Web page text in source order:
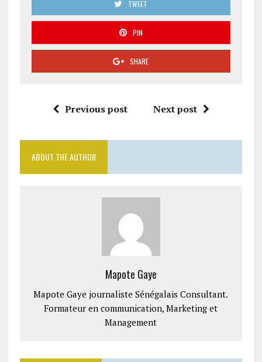
TWEET
PIN
SHARE
Previous post Next post
ABOUT THE AUTHOR
Mapote Gaye
Mapote Gaye journaliste Sénégalais Consultant.
Formateur en communication, Marketing et
Management